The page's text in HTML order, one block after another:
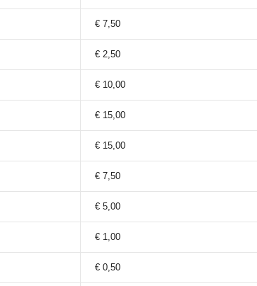
€ 7,50
€ 2,50
€ 10,00
€ 15,00
€ 15,00
€ 7,50
€ 5,00
€ 1,00
€ 0,50